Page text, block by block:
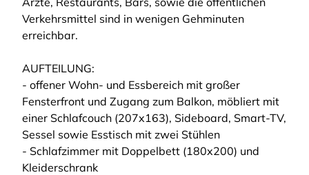
Verkehrsmittel sind in wenigen Gehminuten
erreichbar.
AUFTEILUNG:
- offener Wohn- und Essbereich mit großer
Fensterfront und Zugang zum Balkon, möbliert mit
einer Schlafcouch (207x163), Sideboard, Smart-TV,
Sessel sowie Esstisch mit zwei Stühlen
- Schlafzimmer mit Doppelbett (180x200) und
Kleiderschrank